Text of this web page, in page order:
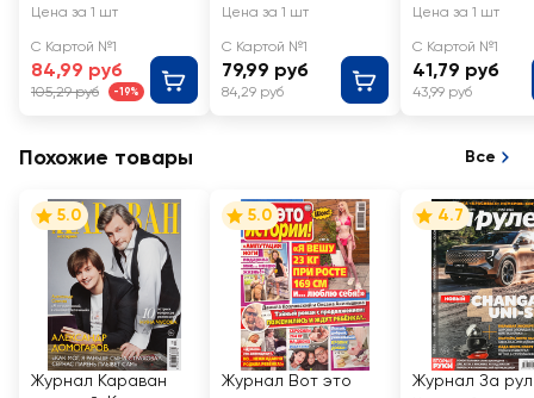
РОСТАГРОЭКС
изюмом 23%,
без змж
Цена за 1 шт
С Картой №1
84,99 руб
105,29 руб -19%
даче. Дружная
Цена за 1 шт
С Картой №1
79,99 руб
84,29 руб
16 страниц,
Цена за 1 шт
С Картой №1
41,79 руб
43,99 руб
Похожие товары Все
5.0
Журнал Караван
5.0
Журнал Вот это
4.7
Журнал За